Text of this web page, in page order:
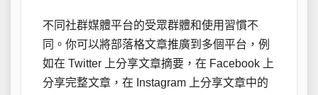
不同社群媒體平台的受眾群體和使用習慣不
同。你可以將部落格文章推廣到多個平台，例
如在 Twitter 上分享文章摘要，在 Facebook 上
分享完整文章，在 Instagram 上分享文章中的